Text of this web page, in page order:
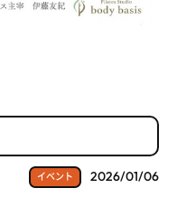
イベント 2026/01/06